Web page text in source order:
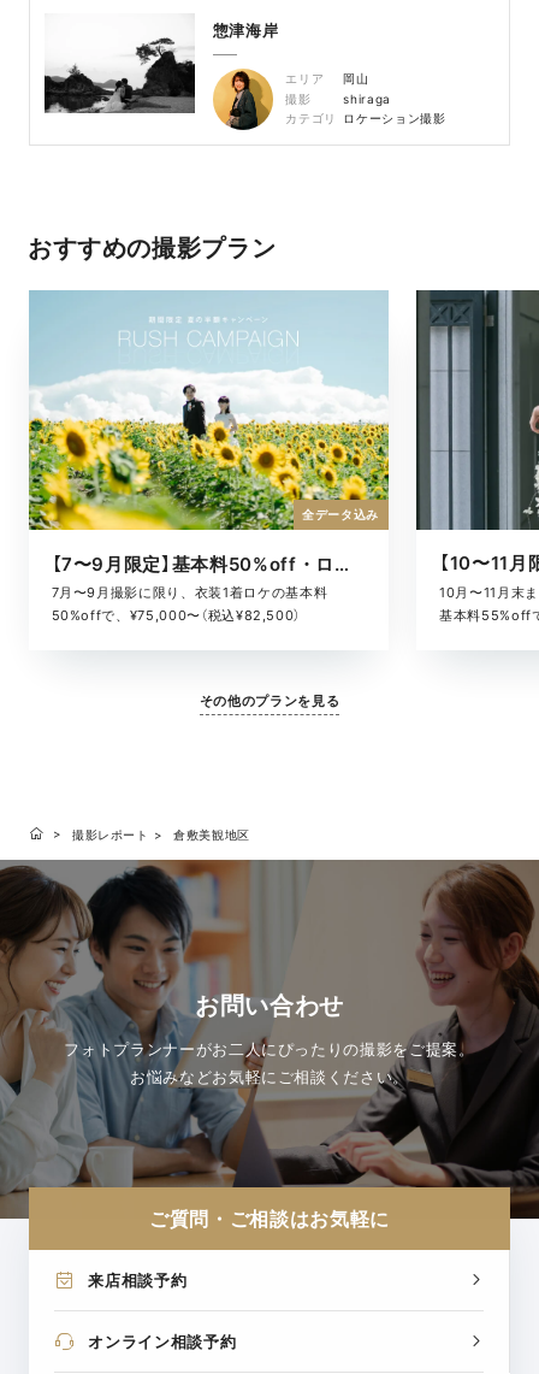
惣津海岸
エリア
岡山
撮影
shiraga
カテゴリ
ロケーション撮影
おすすめの撮影プラン
【7〜9月限定】基本料50%off・ロケキャンペーン
7月〜9月撮影に限り、衣装1着ロケの基本料
50%offで、¥75,000〜（税込¥82,500）
全データ込み
10月〜11月末
基本料55%off
その他のプランを見る
撮影レポート 倉敷美観地区
お問い合わせ
フォトプランナーがお二人にぴったりの撮影をご提案。
お悩みなどお気軽にご相談ください。
ご質問・ご相談はお気軽に
来店相談予約
オンライン相談予約